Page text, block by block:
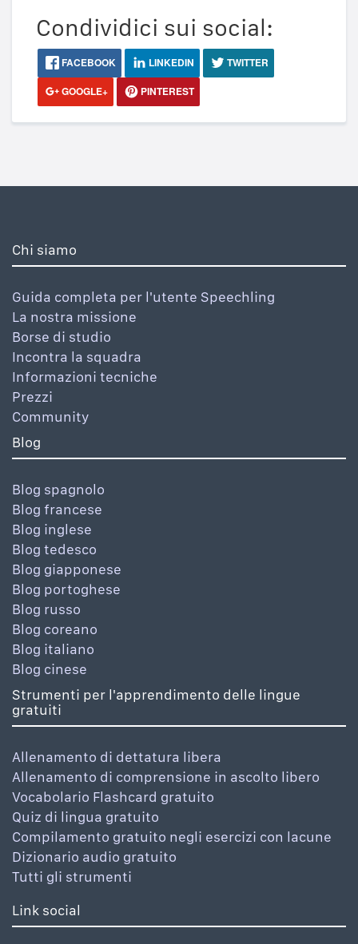
Condividici sui social:
FACEBOOK LINKEDIN
TWITTER
GOOGLE+
PINTEREST
Chi siamo
Guida completa per l'utente Speechling
La nostra missione
Borse di studio
Incontra la squadra
Informazioni tecniche
Prezzi
Community
Blog
Blog spagnolo
Blog francese
Blog inglese
Blog tedesco
Blog giapponese
Blog portoghese
Blog russo
Blog coreano
Blog italiano
Blog cinese
Strumenti per l'apprendimento delle lingue
gratuiti
Allenamento di dettatura libera
Allenamento di comprensione in ascolto libero
Vocabolario Flashcard gratuito
Quiz di lingua gratuito
Compilamento gratuito negli esercizi con lacune
Dizionario audio gratuito
Tutti gli strumenti
Link social